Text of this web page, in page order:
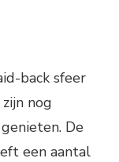
back sfeer
nog
De
een aantal